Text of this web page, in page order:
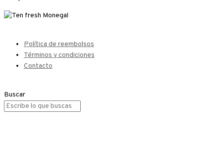
Política de reembolsos
Términos y condiciones
Contacto
Buscar